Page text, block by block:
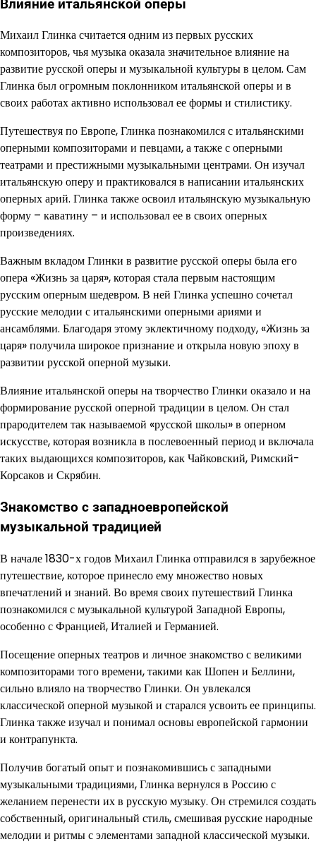
Влияние итальянской оперы
Михаил Глинка считается одним из первых русских
композиторов, чья музыка оказала значительное влияние на
развитие русской оперы и музыкальной культуры в целом. Сам
Глинка был огромным поклонником итальянской оперы и в
своих работах активно использовал ее формы и стилистику.
Путешествуя по Европе, Глинка познакомился с итальянскими
оперными композиторами и певцами, а также с оперными
театрами и престижными музыкальными центрами. Он изучал
итальянскую оперу и практиковался в написании итальянских
оперных арий. Глинка также освоил итальянскую музыкальную
форму – каватину – и использовал ее в своих оперных
произведениях.
Важным вкладом Глинки в развитие русской оперы была его
опера «Жизнь за царя», которая стала первым настоящим
русским оперным шедевром. В ней Глинка успешно сочетал
русские мелодии с итальянскими оперными ариями и
ансамблями. Благодаря этому эклектичному подходу, «Жизнь за
царя» получила широкое признание и открыла новую эпоху в
развитии русской оперной музыки.
Влияние итальянской оперы на творчество Глинки оказало и на
формирование русской оперной традиции в целом. Он стал
прародителем так называемой «русской школы» в оперном
искусстве, которая возникла в послевоенный период и включала
таких выдающихся композиторов, как Чайковский, Римский-
Корсаков и Скрябин.
Знакомство с западноевропейской
музыкальной традицией
В начале 1830-х годов Михаил Глинка отправился в зарубежное
путешествие, которое принесло ему множество новых
впечатлений и знаний. Во время своих путешествий Глинка
познакомился с музыкальной культурой Западной Европы,
особенно с Францией, Италией и Германией.
Посещение оперных театров и личное знакомство с великими
композиторами того времени, такими как Шопен и Беллини,
сильно влияло на творчество Глинки. Он увлекался
классической оперной музыкой и старался усвоить ее принципы.
Глинка также изучал и понимал основы европейской гармонии
и контрапункта.
Получив богатый опыт и познакомившись с западными
музыкальными традициями, Глинка вернулся в Россию с
желанием перенести их в русскую музыку. Он стремился создать
собственный, оригинальный стиль, смешивая русские народные
мелодии и ритмы с элементами западной классической музыки.